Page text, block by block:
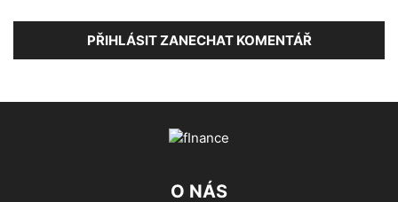
PŘIHLÁSIT ZANECHAT KOMENTÁŘ
O NÁS